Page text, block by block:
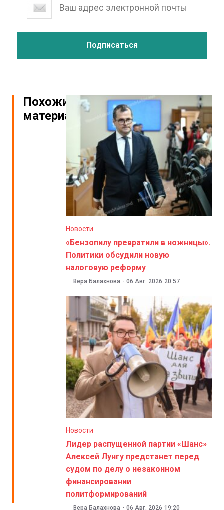
Похожие
материалы
Новости
«Бензопилу превратили в ножницы».
Политики обсудили новую
налоговую реформу
Вера Балахнова - 06 Авг. 2026 20:57
Новости
Лидер распущенной партии «Шанс»
Алексей Лунгу предстанет перед
судом по делу о незаконном
финансировании
политформирований
Вера Балахнова - 06 Авг. 2026 19:20